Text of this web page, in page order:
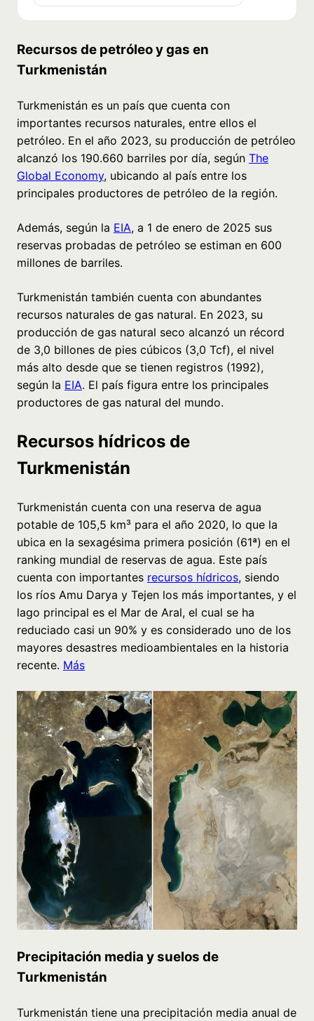
Recursos de petróleo y gas en
Turkmenistán
Turkmenistán es un país que cuenta con
importantes recursos naturales, entre ellos el
petróleo. En el año 2023, su producción de petróleo
alcanzó los 190.660 barriles por día, según The
Global Economy, ubicando al país entre los
principales productores de petróleo de la región.
Además, según la EIA, a 1 de enero de 2025 sus
reservas probadas de petróleo se estiman en 600
millones de barriles.
Turkmenistán también cuenta con abundantes
recursos naturales de gas natural. En 2023, su
producción de gas natural seco alcanzó un récord
de 3,0 billones de pies cúbicos (3,0 Tcf), el nivel
más alto desde que se tienen registros (1992),
según la EIA. El país figura entre los principales
productores de gas natural del mundo.
Recursos hídricos de
Turkmenistán
Turkmenistán cuenta con una reserva de agua
potable de 105,5 km³ para el año 2020, lo que la
ubica en la sexagésima primera posición (61ª) en el
ranking mundial de reservas de agua. Este país
cuenta con importantes recursos hídricos, siendo
los ríos Amu Darya y Tejen los más importantes, y el
lago principal es el Mar de Aral, el cual se ha
reduciado casi un 90% y es considerado uno de los
mayores desastres medioambientales en la historia
recente. Más
Precipitación media y suelos de
Turkmenistán
Turkmenistán tiene una precipitación media anual de